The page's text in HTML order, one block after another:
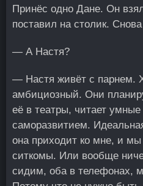
Принёс одно Дане. Он
поставил на столик.
— А Настя?
— Настя живёт с парнем.
амбициозный. Они
её в театры, читает умные
саморазвитием.
она приходит ко мне, и
ситкомы. Или вообще
сидим, оба в телефонах,